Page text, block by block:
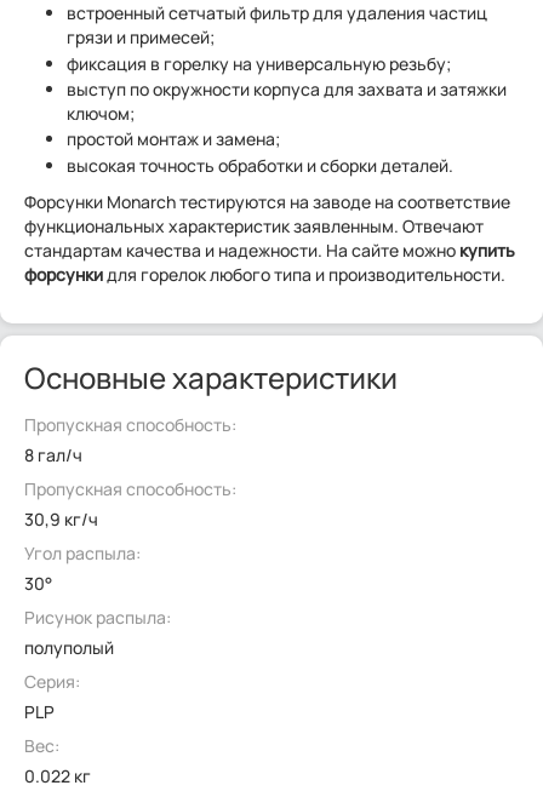
встроенный сетчатый фильтр для удаления частиц
грязи и примесей;
фиксация в горелку на универсальную резьбу;
выступ по окружности корпуса для захвата и затяжки
ключом;
простой монтаж и замена;
высокая точность обработки и сборки деталей.
Форсунки Monarch тестируются на заводе на соответствие
функциональных характеристик заявленным. Отвечают
стандартам качества и надежности. На сайте можно купить
форсунки для горелок любого типа и производительности.
Основные характеристики
Пропускная способность:
8 гал/ч
Пропускная способность:
30,9 кг/ч
Угол распыла:
30°
Рисунок распыла:
полуполый
Серия:
PLP
Вес:
0.022 кг